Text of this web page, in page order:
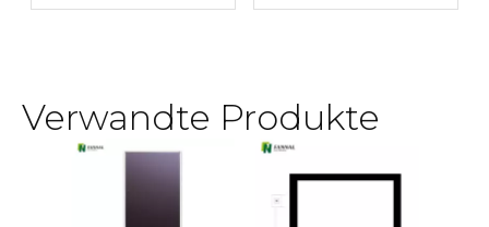
Geräte
Verbesserung der
Schnittstelle
medizinischer
Verwandte Produkte